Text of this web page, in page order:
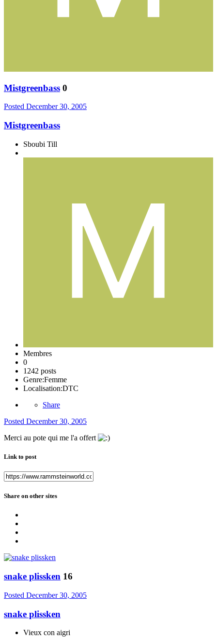
Mistgreenbass 0
Posted December 30, 2005
Mistgreenbass
Sboubi Till
Membres
0
1242 posts
Genre:Femme
Localisation:DTC
Share
Posted December 30, 2005
Merci au pote qui me l'a offert
Link to post
Share on other sites
snake plissken 16
Posted December 30, 2005
snake plissken
Vieux con aigri